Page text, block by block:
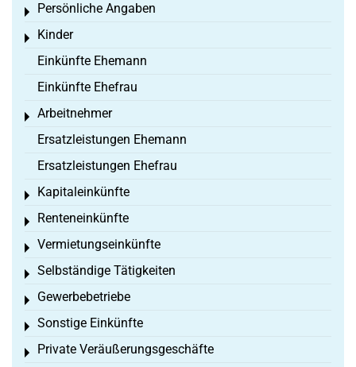
Persönliche Angaben
Toggle menu
Kinder
Toggle menu
Einkünfte Ehemann
Einkünfte Ehefrau
Arbeitnehmer
Toggle menu
Ersatzleistungen Ehemann
Ersatzleistungen Ehefrau
Kapitaleinkünfte
Toggle menu
Renteneinkünfte
Toggle menu
Vermietungseinkünfte
Toggle menu
Selbständige Tätigkeiten
Toggle menu
Gewerbebetriebe
Toggle menu
Sonstige Einkünfte
Toggle menu
Private Veräußerungsgeschäfte
Toggle menu